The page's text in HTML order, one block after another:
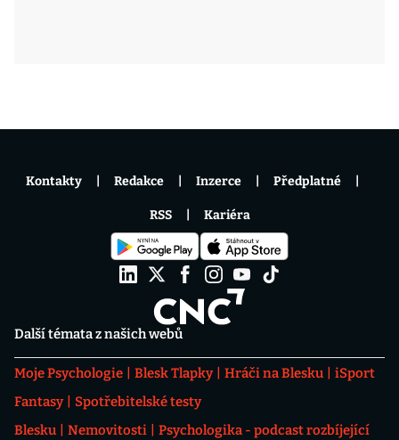
Další témata z našich webů
Moje Psychologie Blesk Tlapky Hráči na Blesku
iSport
Fantasy
Spotřebitelské testy
Blesku
Nemovitosti
Psychologika - podcast rozbíjející
Kontakty Redakce Inzerce Předplatné
RSS Kariéra